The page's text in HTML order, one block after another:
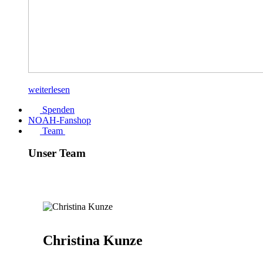
weiterlesen
Spenden
NOAH-Fanshop
Team
Unser Team
Christina Kunze